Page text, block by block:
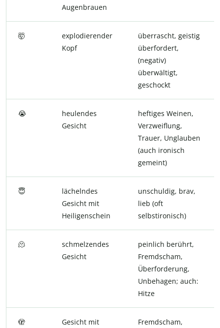
Augenbrauen
🤯
explodierender
Kopf
überrascht, geistig
überfordert,
(negativ)
überwältigt,
geschockt
😭
heulendes
Gesicht
heftiges Weinen,
Verzweiflung,
Trauer, Unglauben
(auch ironisch
gemeint)
😇
lächelndes
Gesicht mit
Heiligenschein
unschuldig, brav,
lieb (oft
selbstironisch)
🫠
schmelzendes
Gesicht
peinlich berührt,
Fremdscham,
Überforderung,
Unbehagen; auch:
Hitze
🫣 Gesicht mit Fremdscham,